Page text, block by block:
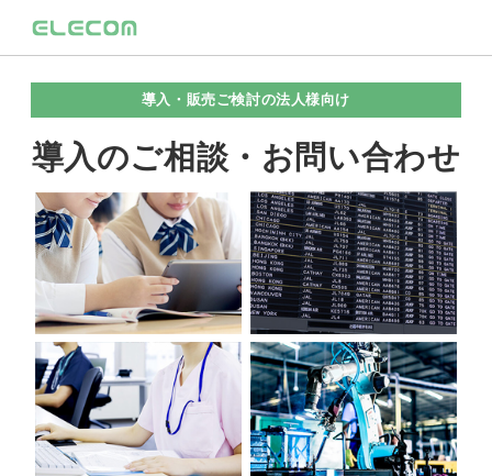
導入・販売ご検討の法人様向け
導入のご相談・お問い合わせ